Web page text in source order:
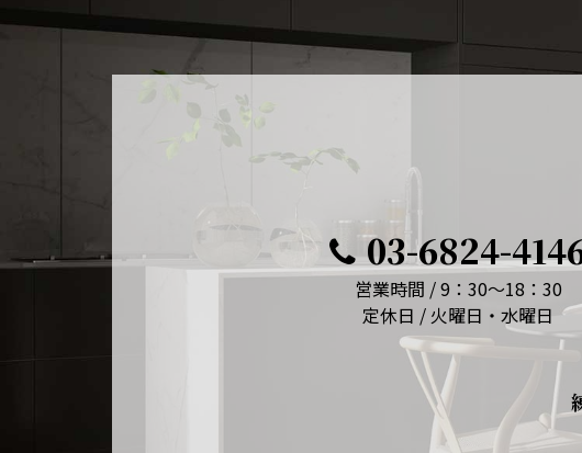
03-6824-
営業時間 / 9：30～18：30
定休日 / 火曜日・水曜日